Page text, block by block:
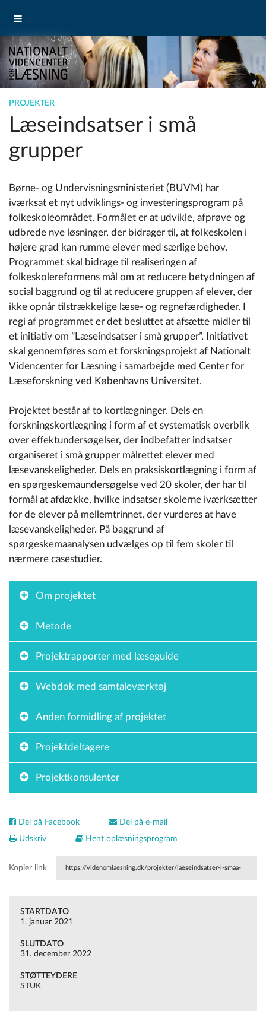
PROJEKTER
Læseindsatser i små
grupper
Børne- og Undervisningsministeriet (BUVM) har
iværksat et nyt udviklings- og investeringsprogram på
folkeskoleområdet. Formålet er at udvikle, afprøve og
udbrede nye løsninger, der bidrager til, at folkeskolen i
højere grad kan rumme elever med særlige behov.
Programmet skal bidrage til realiseringen af
folkeskolereformens mål om at reducere betydningen af
social baggrund og til at reducere gruppen af elever, der
ikke opnår tilstrækkelige læse- og regnefærdigheder. I
regi af programmet er det besluttet at afsætte midler til
et initiativ om ”Læseindsatser i små grupper”. Initiativet
skal gennemføres som et forskningsprojekt af Nationalt
Videncenter for Læsning i samarbejde med Center for
Læseforskning ved Københavns Universitet.
Projektet består af to kortlægninger. Dels en
forskningskortlægning i form af et systematisk overblik
over effektundersøgelser, der indbefatter indsatser
organiseret i små grupper målrettet elever med
læsevanskeligheder. Dels en praksiskortlægning i form af
en spørgeskemaundersøgelse ved 20 skoler, der har til
formål at afdække, hvilke indsatser skolerne iværksætter
for de elever på mellemtrinnet, der vurderes at have
læsevanskeligheder. På baggrund af
spørgeskemaanalysen udvælges op til fem skoler til
nærmere casestudier.
Om projektet
Metode
Projektrapporter med læseguide
Webdok med samtaleværktøj
Anden formidling af projektet
Projektdeltagere
Projektkonsulenter
Del på Facebook
Del på e-mail
Udskriv
Hent oplæsningsprogram
Kopier link https://videnomlaesning.dk/projekter/laeseindsatser-i-smaa-
STARTDATO
1. januar 2021
SLUTDATO
31. december 2022
STØTTEYDERE
STUK